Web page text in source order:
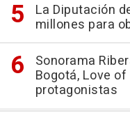
La Diputación
millones para
Sonorama
Bogotá, Love
protagonistas